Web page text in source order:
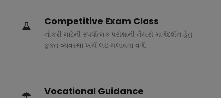
Competitive Exam Class
નોકરી માટેની સ્પર્ધાત્મક પરીક્ષાની તૈયારી માર્ગદર્શન હેતુ
ફક્ત વ્યવસ્થા ખર્ચ લઇ ચલાવતા વર્ગ.
Vocational Guidance